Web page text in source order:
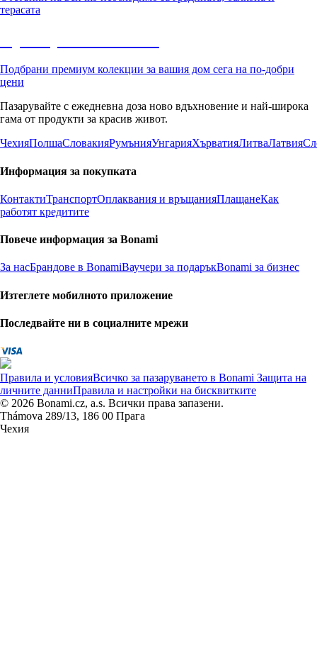
терасата
Подбрани премиум колекции за вашия дом сега на по-добри
цени
Пазарувайте с ежедневна доза ново вдъхновение и най-широка
гама от продукти за красив живот.
ЧехияПолшаСловакияРумънияУнгарияХърватияЛитваЛатвия
Информация за покупката
КонтактиТранспортОплаквания и връщанияПлащанеКак
работят кредитите
Повече информация за Bonami
За насБрандове в BonamiВаучери за подаръкBonami за бизнес
Изтеглете мобилното приложение
Последвайте ни в социалните мрежи
Правила и условияВсичко за пазаруването в Bonami Защита на
личните данниПравила и настройки на бисквитките
© 2026 Bonami.cz, a.s. Всички права запазени.
Thámova 289/13, 186 00 Прага
Чехия